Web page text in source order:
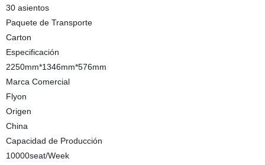
30 asientos
Paquete de Transporte
Carton
Especificación
2250mm*1346mm*576mm
Marca Comercial
Flyon
Origen
China
Capacidad de Producción
10000seat/Week